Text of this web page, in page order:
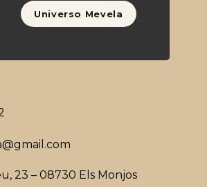
Universo Mevela
23 – 08730 Els Monjos